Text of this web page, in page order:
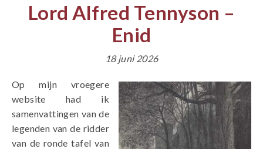
Lord Alfred Tennyson –
Enid
18 juni 2026
Op mijn vroegere
website had ik
samenvattingen van de
legenden van de ridder
van de ronde tafel van